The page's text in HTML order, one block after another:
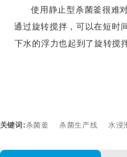
使用静止型杀菌釜很难对大
通过旋转搅拌，可以在短时
下水的浮力也起到了旋转搅拌
关键词: 杀菌釜 杀菌生产线 水浸